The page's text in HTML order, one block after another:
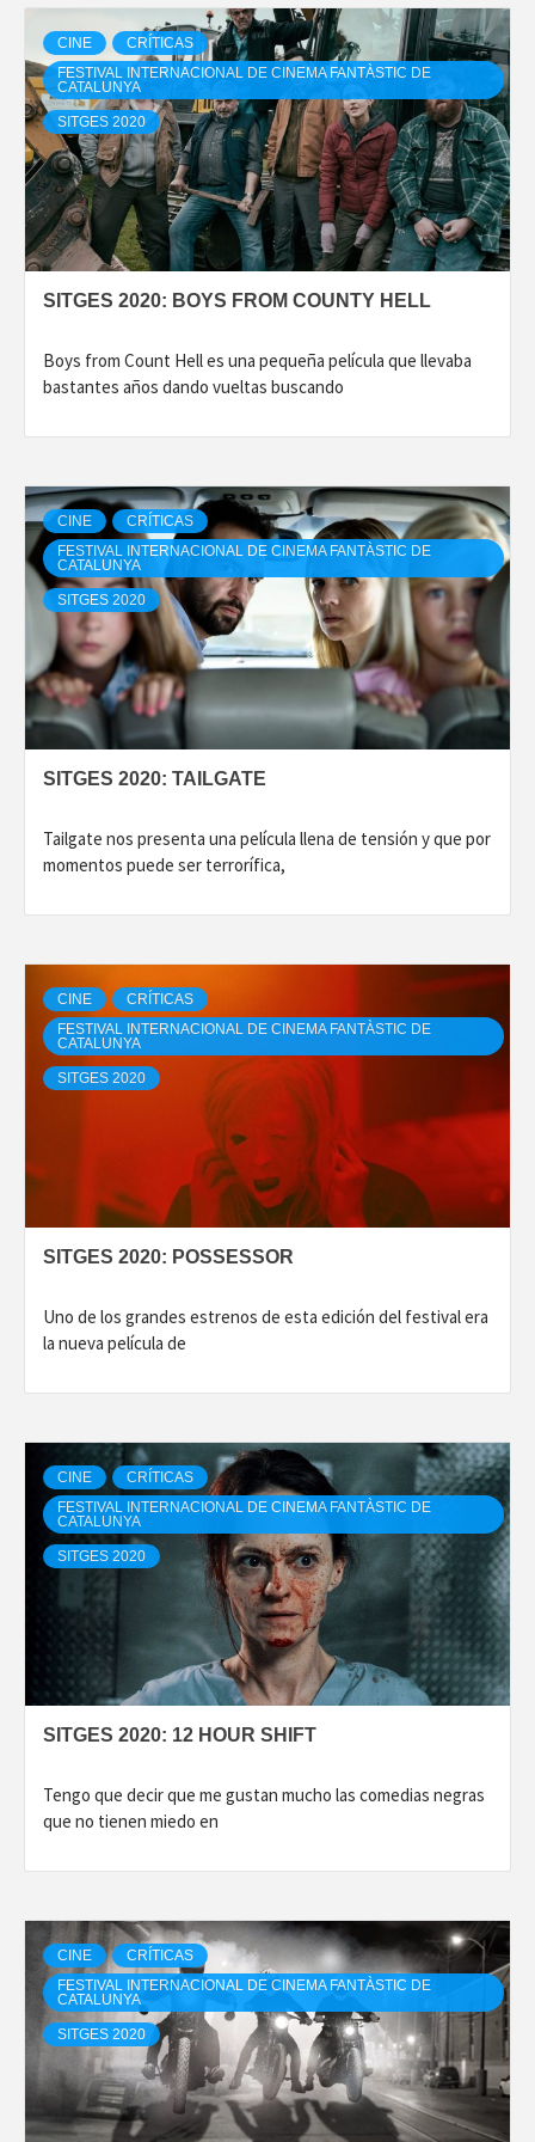
CINE
CRÍTICAS
FESTIVAL INTERNACIONAL DE CINEMA FANTÀSTIC DE
CATALUNYA
SITGES 2020
SITGES 2020: BOYS FROM COUNTY HELL
Boys from Count Hell es una pequeña película que llevaba
bastantes años dando vueltas buscando
CINE
CRÍTICAS
FESTIVAL INTERNACIONAL DE CINEMA FANTÀSTIC DE
CATALUNYA
SITGES 2020
SITGES 2020: TAILGATE
Tailgate nos presenta una película llena de tensión y que por
momentos puede ser terrorífica,
CINE
CRÍTICAS
FESTIVAL INTERNACIONAL DE CINEMA FANTÀSTIC DE
CATALUNYA
SITGES 2020
SITGES 2020: POSSESSOR
Uno de los grandes estrenos de esta edición del festival era
la nueva película de
CINE
CRÍTICAS
FESTIVAL INTERNACIONAL DE CINEMA FANTÀSTIC DE
CATALUNYA
SITGES 2020
SITGES 2020: 12 HOUR SHIFT
Tengo que decir que me gustan mucho las comedias negras
que no tienen miedo en
CINE
CRÍTICAS
FESTIVAL INTERNACIONAL DE CINEMA FANTÀSTIC DE
CATALUNYA
SITGES 2020